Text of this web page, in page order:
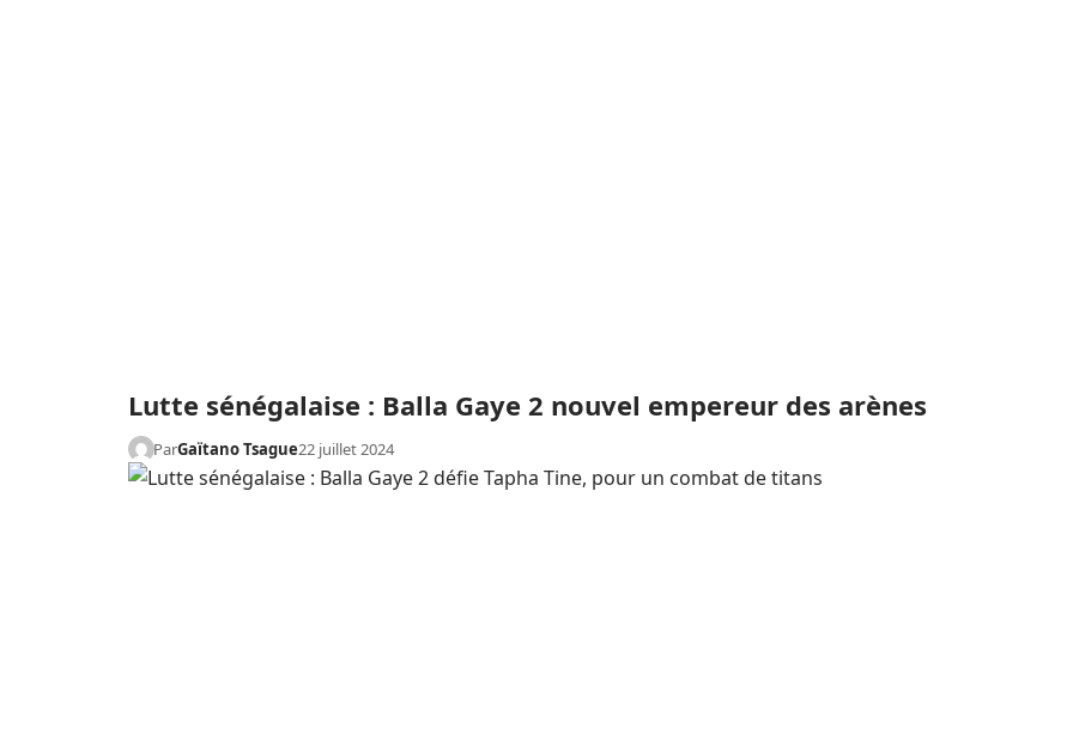
Lutte sénégalaise : Balla Gaye 2 nouvel empereur des arènes
ParGaïtano Tsague22 juillet 2024